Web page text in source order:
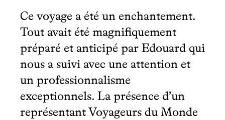
Ce voyage a été un enchantement.
Tout avait été magnifiquement
préparé et anticipé par Edouard qui
nous a suivi avec une attention et
un professionnalisme
exceptionnels. La présence d’un
représentant Voyageurs du Monde